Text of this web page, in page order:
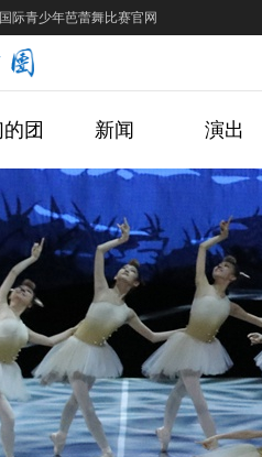
际青少年芭蕾舞比赛官网
团 新闻 演出